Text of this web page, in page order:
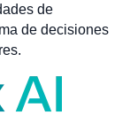
de
de decisiones